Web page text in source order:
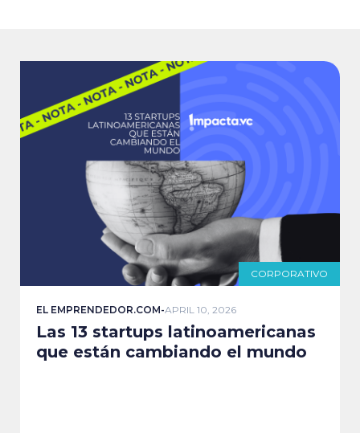
CORPORATIVO
EL EMPRENDEDOR.COM-APRIL 10, 2026
Las 13 startups latinoamericanas
que están cambiando el mundo